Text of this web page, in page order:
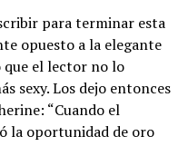
para terminar esta
opuesto a la elegante
que el lector no lo
sexy. Los dejo entonces
“Cuando el
la oportunidad de oro